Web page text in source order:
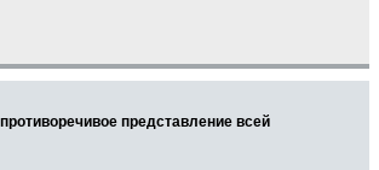
представление всей